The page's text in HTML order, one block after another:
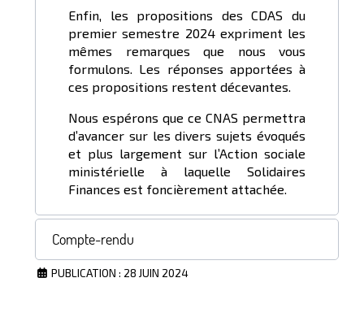
Enfin, les propositions des CDAS du
premier semestre 2024 expriment les
mêmes remarques que nous vous
formulons. Les réponses apportées à
ces propositions restent décevantes.
Nous espérons que ce CNAS permettra
d’avancer sur les divers sujets évoqués
et plus largement sur l’Action sociale
ministérielle à laquelle Solidaires
Finances est foncièrement attachée.
Compte-rendu
PUBLICATION : 28 JUIN 2024